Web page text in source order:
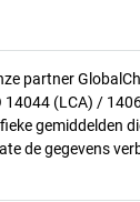
partner
14044 (LCA) /
gemiddelden
de gegevens